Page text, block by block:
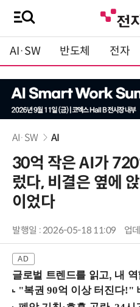
AI·SW 반도체 전자
AI·SW AI
30억 작은 AI가
렀다, 비결은 옆에
이었다
발행일 : 2026-05-18 11:09 업
글로벌 트렌드를 읽고, 내 역할을 가늠하는